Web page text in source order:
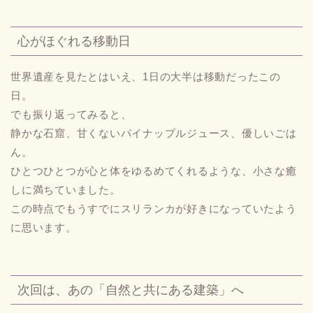
心がほぐれる移動日
世界遺産を見たとはいえ、1日の大半は移動だったこの
日。
でも振り返ってみると、
静かな石窟、甘くないパイナップルジュース、優しいごは
ん。
ひとつひとつが心と体をゆるめてくれるような、小さな癒
しに満ちていました。
この時点でもうすでにスリランカが好きになっていたよう
に思います。
次回は、あの「自然と共にある建築」へ